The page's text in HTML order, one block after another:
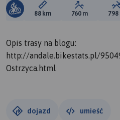
Długość trasy:
88 km Suma
760 m 798
Opis trasy na blogu:
http://andale.bikestats.pl/
Ostrzyca.html
dojazd umieść